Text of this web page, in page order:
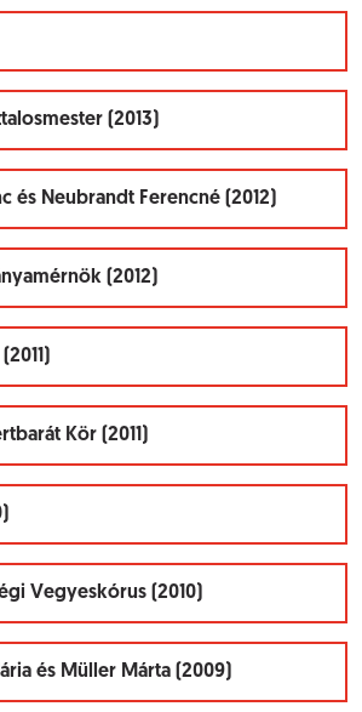
(2013)
és Neubrandt Ferencné (2012)
(2012)
Kör (2011)
Vegyeskórus (2010)
és Müller Márta (2009)